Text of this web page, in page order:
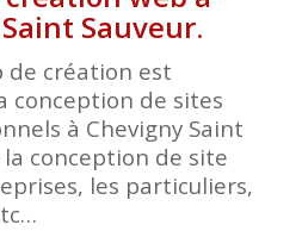
Sauveur.
de création est
conception de sites
à Chevigny Saint
conception de site
les particuliers,